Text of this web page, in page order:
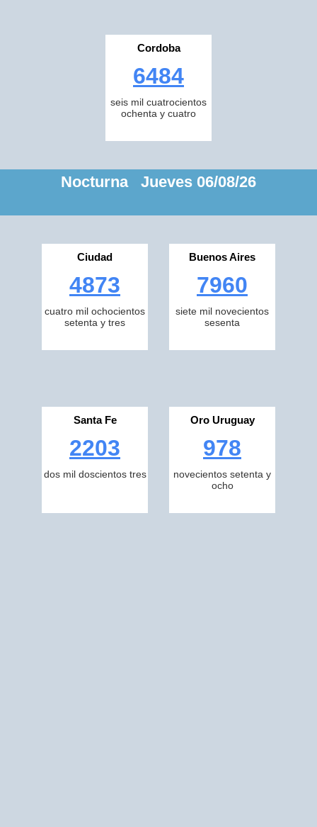
Cordoba
6484
seis mil cuatrocientos
ochenta y cuatro
Nocturna Jueves 06/08/26
Ciudad
4873
cuatro mil ochocientos
setenta y tres
Buenos Aires
7960
siete mil novecientos
sesenta
Santa Fe
2203
dos mil doscientos tres
Oro Uruguay
978
novecientos setenta y
ocho